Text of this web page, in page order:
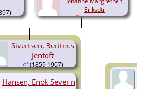
Eriksdtr
(1832-1873)
Sivertsen, Beritnus
Jentoft
(1859-1907)
Hansen, Enok Severin